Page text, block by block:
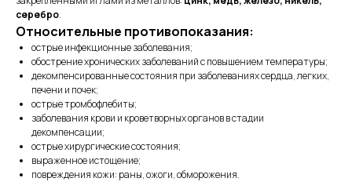
серебро.
Относительные противопоказания:
острые инфекционные заболевания;
обострение хронических заболеваний с повышением температуры;
декомпенсированные состояния при заболеваниях сердца, легких,
печени и почек;
острые тромбофлебиты;
заболевания крови и кроветворных органов в стадии
декомпенсации;
острые хирургические состояния;
выраженное истощение;
повреждения кожи: раны, ожоги, обморожения.